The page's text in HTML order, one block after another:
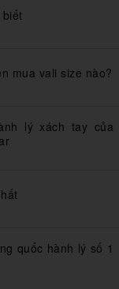
mua vali size nào?
lý xách tay của
quốc hành lý số 1